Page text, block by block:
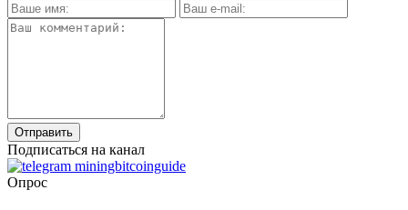
Подписаться на канал
Опрос